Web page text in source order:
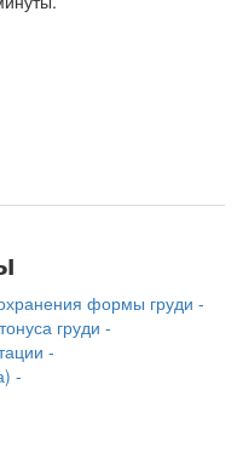
формы груди -
груди -
-
-